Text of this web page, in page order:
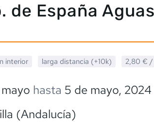
de España
interior larga distancia (+10k) 2,80 € /
hasta 5 de mayo, 2024
(Andalucía)